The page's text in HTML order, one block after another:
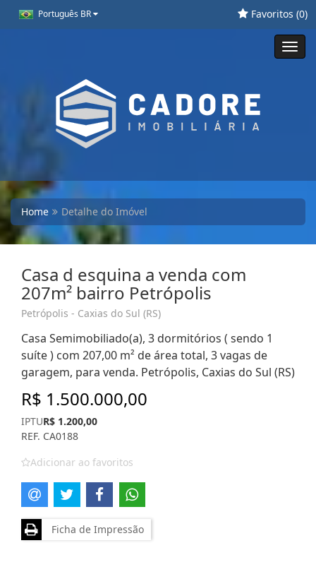
Português BR Favoritos (0)
Home Detalhe do Imóvel
Casa d esquina a venda com
207m² bairro Petrópolis
Petrópolis - Caxias do Sul (RS)
Casa Semimobiliado(a), 3 dormitórios ( sendo 1
suíte ) com 207,00 m² de área total, 3 vagas de
garagem, para venda. Petrópolis, Caxias do Sul (RS)
R$ 1.500.000,00
IPTUR$ 1.200,00
REF. CA0188
Adicionar ao favoritos
Ficha de Impressão